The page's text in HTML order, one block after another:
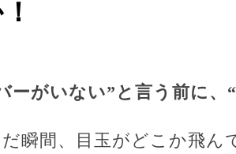
ーがいない”と言う前に、
瞬間、目玉がどこか飛ん